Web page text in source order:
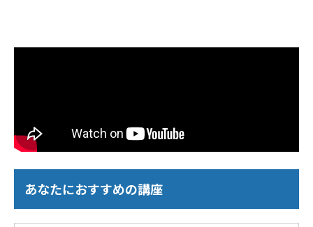
あなたにおすすめの講座